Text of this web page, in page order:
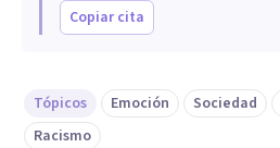
Copiar cita
Tópicos Emoción Sociedad
Racismo